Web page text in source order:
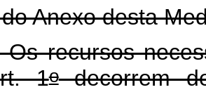
Anexo desta
recursos
1odecorrem